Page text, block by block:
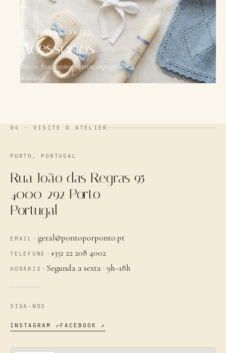
03 · ACESSÓRIOS
Acessórios
Toucas, fitas, sapatos, mantas, os pequenos
detalhes.
04 · VISITE O ATELIER
PORTO, PORTUGAL
Rua João das Regras 95
4000-292 Porto
Portugal
EMAIL · geral@pontoporponto.pt
TELEFONE · +351 22 208 4002
HORÁRIO · Segunda a sexta · 9h–18h
SIGA-NOS
INSTAGRAM ↗ FACEBOOK ↗